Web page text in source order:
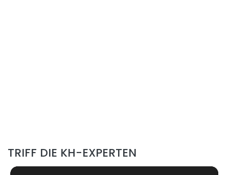
TRIFF DIE KH-EXPERTEN